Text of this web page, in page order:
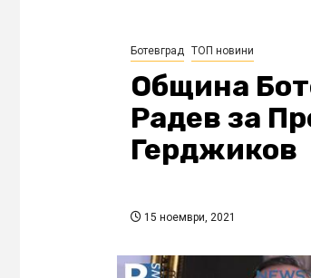
Ботевград ТОП новини
Община
Радев за
Герджиков
15 ноември, 2021